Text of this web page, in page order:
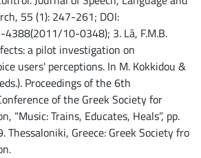
55 (1): 247-261; DOI:
10-0348); 3. Lã, F.M.B.
a pilot investigation on
users' perceptions. In M. Kokkidou &
Proceedings of the 6th
of the Greek Society for
“Music: Trains, Educates, Heals”, pp.
Thessaloniki, Greece: Greek Society fro